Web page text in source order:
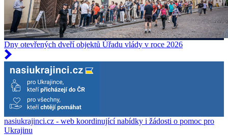
Dny otevřených dveří objektů Úřadu vlády v roce 2026
nasiukrajinci.cz - web koordinující nabídky i žádosti o pomoc pro
Ukrajinu